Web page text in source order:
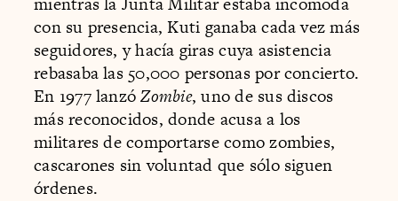
con su presencia, Kuti ganaba cada vez más
seguidores, y hacía giras cuya asistencia
rebasaba las 50,000 personas por concierto.
En 1977 lanzóZombie, uno de sus discos
más reconocidos, donde acusa a los
militares de comportarse como zombies,
cascarones sin voluntad que sólo siguen
órdenes.